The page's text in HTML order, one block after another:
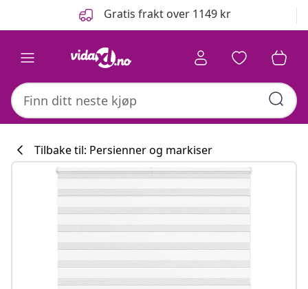
Gratis frakt over 1149 kr
Tilbake til: Persienner og markiser